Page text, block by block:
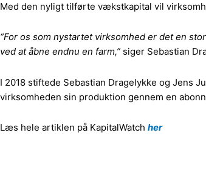
Med den nyligt tilførte vækstkapital vil
“For os som nystartet virksomhed er det en
ved at åbne endnu en farm,” siger Sebastian
I 2018 stiftede Sebastian Dragelykke og Jens
virksomheden sin produktion gennem en
Læs hele artiklen på KapitalWatch her